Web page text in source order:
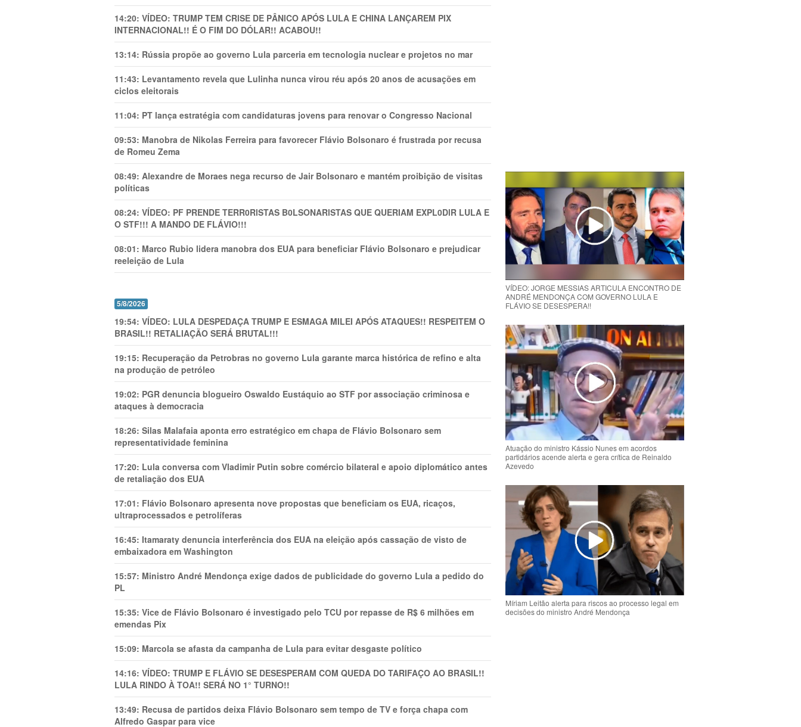
14:20: VÍDEO: TRUMP TEM CRlSE DE PÂNlCO APÓS LULA E CHINA LANÇAREM PIX
INTERNACIONAL!! É O FIM DO DÓLAR!! ACABOU!!
13:14: Rússia propõe ao governo Lula parceria em tecnologia nuclear e projetos no mar
11:43: Levantamento revela que Lulinha nunca virou réu após 20 anos de acusações em
ciclos eleitorais
11:04: PT lança estratégia com candidaturas jovens para renovar o Congresso Nacional
09:53: Manobra de Nikolas Ferreira para favorecer Flávio Bolsonaro é frustrada por recusa
de Romeu Zema
08:49: Alexandre de Moraes nega recurso de Jair Bolsonaro e mantém proibição de visitas
políticas
08:24: VÍDEO: PF PRENDE TERR0RlSTAS B0LSONARlSTAS QUE QUERIAM EXPL0DlR LULA E
O STF!!! A MANDO DE FLÁVIO!!!
08:01: Marco Rubio lidera manobra dos EUA para beneficiar Flávio Bolsonaro e prejudicar
reeleição de Lula
5/8/2026
19:54: VÍDEO: LULA DESPEDAÇA TRUMP E ESMAGA MILEI APÓS ATAQUES!! RESPEITEM O
BRASIL!! RETALIAÇÃO SERÁ BRUTAL!!!
19:15: Recuperação da Petrobras no governo Lula garante marca histórica de refino e alta
na produção de petróleo
19:02: PGR denuncia blogueiro Oswaldo Eustáquio ao STF por associação criminosa e
ataques à democracia
18:26: Silas Malafaia aponta erro estratégico em chapa de Flávio Bolsonaro sem
representatividade feminina
17:20: Lula conversa com Vladimir Putin sobre comércio bilateral e apoio diplomático antes
de retaliação dos EUA
17:01: Flávio Bolsonaro apresenta nove propostas que beneficiam os EUA, ricaços,
ultraprocessados e petrolíferas
16:45: Itamaraty denuncia interferência dos EUA na eleição após cassação de visto de
embaixadora em Washington
15:57: Ministro André Mendonça exige dados de publicidade do governo Lula a pedido do
PL
15:35: Vice de Flávio Bolsonaro é investigado pelo TCU por repasse de R$ 6 milhões em
emendas Pix
15:09: Marcola se afasta da campanha de Lula para evitar desgaste político
14:16: VÍDEO: TRUMP E FLÁVIO SE DESESPERAM COM QUEDA DO TARIFAÇO AO BRASIL!!
LULA RINDO À TOA!! SERÁ NO 1° TURNO!!
13:49: Recusa de partidos deixa Flávio Bolsonaro sem tempo de TV e força chapa com
Alfredo Gaspar para vice
VÍDEO: JORGE MESSIAS ARTICULA ENCONTRO DE
ANDRÉ MENDONÇA COM GOVERNO LULA E
FLÁVIO SE DESESPERA!!
Atuação do ministro Kássio Nunes em acordos
partidários acende alerta e gera crítica de Reinaldo
Azevedo
Míriam Leitão alerta para riscos ao processo legal em
decisões do ministro André Mendonça